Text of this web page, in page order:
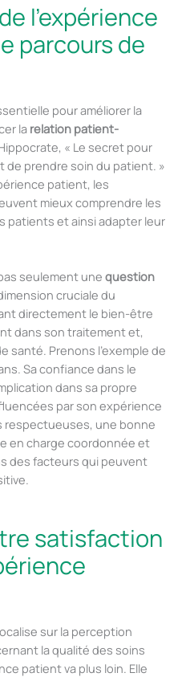
l'expérience
parcours de
pour améliorer la
la relation patient-
« Le secret pour
de prendre soin du patient. »
patient, les
mieux comprendre les
patients et ainsi adapter leur
seulement une question
cruciale du
directement le bien-être
dans son traitement et,
santé. Prenons l’exemple de
Sa confiance dans le
dans sa propre
par son expérience
respectueuses, une bonne
en charge coordonnée et
des facteurs qui peuvent
satisfaction
sur la perception
la qualité des soins
patient va plus loin. Elle